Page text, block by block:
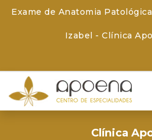
Exame de Anatomia
Izabel - Clínica
Clínica